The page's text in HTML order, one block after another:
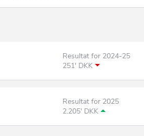
Resultat for 2024-25
251' DKK
Resultat for 2025
2.205' DKK